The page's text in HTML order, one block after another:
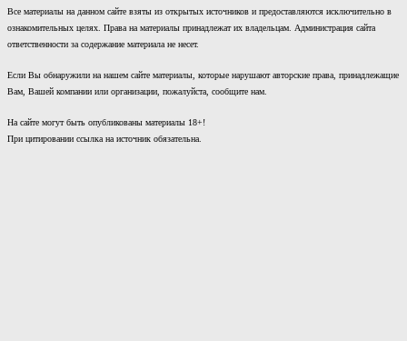
Все материалы на данном сайте взяты из открытых источников и предоставляются исключительно в
ознакомительных целях. Права на материалы принадлежат их владельцам. Администрация сайта
ответственности за содержание материала не несет.
Если Вы обнаружили на нашем сайте материалы, которые нарушают авторские права, принадлежащие
Вам, Вашей компании или организации, пожалуйста, сообщите нам.
На сайте могут быть опубликованы материалы 18+!
При цитировании ссылка на источник обязательна.